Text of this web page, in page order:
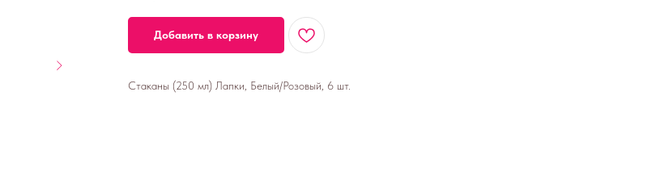
Добавить в корзину
Стаканы (250 мл) Лапки, Белый/Розовый, 6 шт.